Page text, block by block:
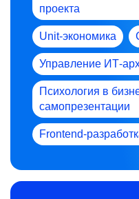
проекта
Unit-экономика
Управление ИТ-
Психология в
самопрезентации
Frontend-